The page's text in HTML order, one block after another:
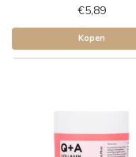
€5,89
Kopen